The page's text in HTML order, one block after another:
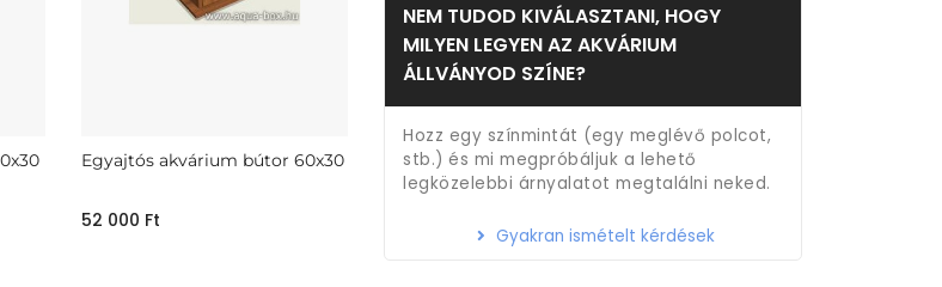
Egyajtós akvárium bútor 60x30
52 000 Ft
NEM TUDOD KIVÁLASZTANI, HOGY
MILYEN LEGYEN AZ AKVÁRIUM
ÁLLVÁNYOD SZÍNE?
Hozz egy színmintát (egy meglévő polcot,
stb.) és mi megpróbáljuk a lehető
legközelebbi árnyalatot megtalálni neked.
Gyakran ismételt kérdések